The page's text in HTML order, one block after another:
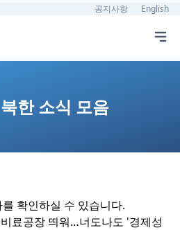
공지사항 English
한 소식 모음
확인하실 수 있습니다.
료공장 띄워…너도나도 '경제성